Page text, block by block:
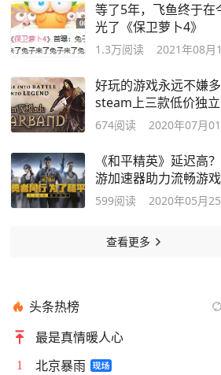
等了5年，飞鱼终于在
光了《保卫萝卜4》
1.3万阅读 2021年08月
好玩的游戏永远不嫌多
steam上三款低价独立
荐
674阅读 2020年07月
《和平精英》延迟高
游加速器助力流畅游戏
599阅读 2020年05月
查看更多
头条热榜
最是真情暖人心
1 北京暴雨